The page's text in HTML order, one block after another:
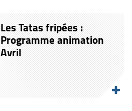
Les Tatas fripées :
Programme animation
Avril